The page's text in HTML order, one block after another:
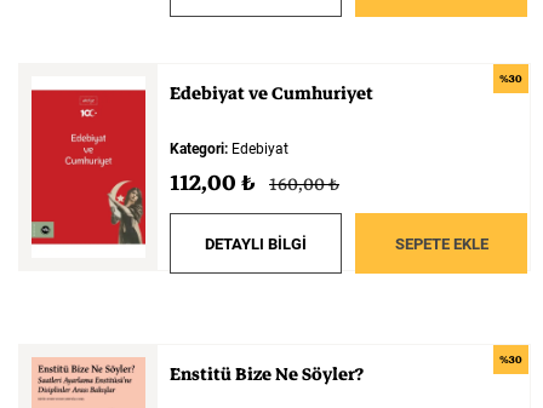
%30
EdebiyatveCumhuriyet
Kategori: Edebiyat
112,00 ₺ 160,00 ₺
DETAYLI BİLGİ SEPETE EKLE
%30
EnstitüBizeNeSöyler?